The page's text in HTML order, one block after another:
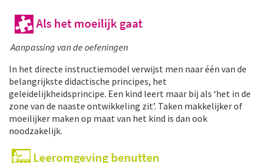
Aanpassing van de oefeningen
In het directe instructiemodel verwijst men naar één van de
belangrijkste didactische principes, het
geleidelijkheidsprincipe. Een kind leert maar bij als ‘het in de
zone van de naaste ontwikkeling zit’. Taken makkelijker of
moeilijker maken op maat van het kind is dan ook
noodzakelijk.